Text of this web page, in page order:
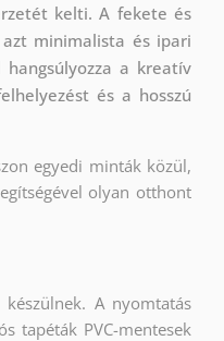
kelti. A fekete és
minimalista és ipari
a kreatív
és a hosszú
egyedi minták közül,
olyan otthont
A nyomtatás
tapéták PVC-mentesek